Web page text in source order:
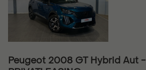
Peugeot 2008 GT Hybrid Aut -